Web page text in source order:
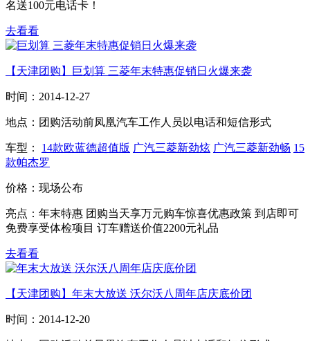
名送100元电话卡！
去看看
【天津团购】巨划算 三菱年末特惠促销日火爆来袭
时间： 2014-12-27
地点： 团购活动前凤凰汽车工作人员以电话和短信形式
车型： 14款欧蓝德超值版 广汽三菱新劲炫 广汽三菱新劲畅 15
款帕杰罗
价格： 现场公布
亮点： 年末特惠 团购当天享万元购车惊喜优惠政策 到店即可
免费享受体检项目 订车赠送价值2200元礼品
去看看
【天津团购】年末大放送 沃尔沃八周年店庆底价团
时间： 2014-12-20